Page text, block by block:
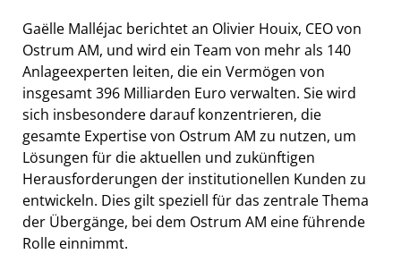
Gaëlle Malléjac berichtet an Olivier Houix, CEO von
Ostrum AM, und wird ein Team von mehr als 140
Anlageexperten leiten, die ein Vermögen von
insgesamt 396 Milliarden Euro verwalten. Sie wird
sich insbesondere darauf konzentrieren, die
gesamte Expertise von Ostrum AM zu nutzen, um
Lösungen für die aktuellen und zukünftigen
Herausforderungen der institutionellen Kunden zu
entwickeln. Dies gilt speziell für das zentrale Thema
der Übergänge, bei dem Ostrum AM eine führende
Rolle einnimmt.